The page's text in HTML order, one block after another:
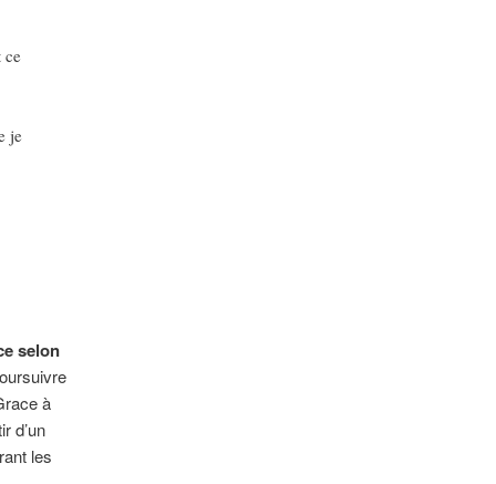
ce
je
selon
à
d’un
les